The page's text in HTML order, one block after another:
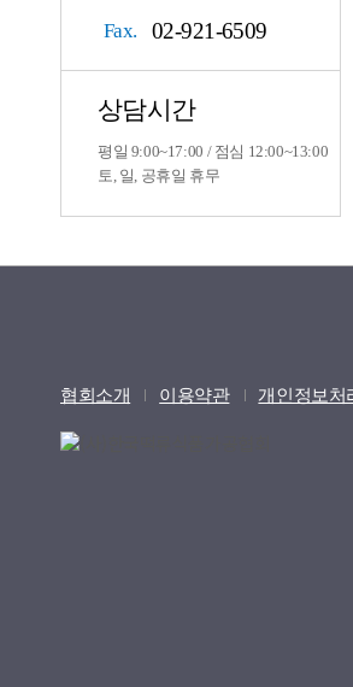
Fax. 02-921-6509
상담시간
평일 9:00~17:00 / 점심 12:00~13:00
토, 일, 공휴일 휴무
협회소개 이용약관 개인정보처